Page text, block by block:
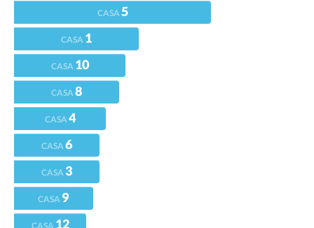
CASA5
CASA 1
CASA 10
CASA8
CASA4
CASA6
CASA 3
CASA 9
CASA 12